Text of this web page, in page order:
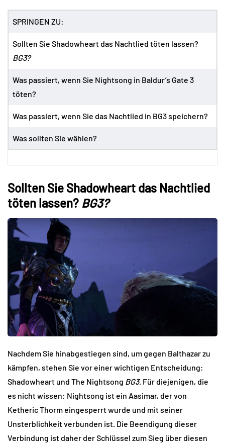
SPRINGEN ZU:
Sollten Sie Shadowheart das Nachtlied töten lassen?
BG3?
Was passiert, wenn Sie Nightsong in Baldur’s Gate 3
töten?
Was passiert, wenn Sie das Nachtlied in BG3 speichern?
Was sollten Sie wählen?
Sollten Sie Shadowheart das Nachtlied
töten lassen? BG3?
Nachdem Sie hinabgestiegen sind, um gegen Balthazar zu
kämpfen, stehen Sie vor einer wichtigen Entscheidung:
Shadowheart und The Nightsong BG3. Für diejenigen, die
es nicht wissen: Nightsong ist ein Aasimar, der von
Ketheric Thorm eingesperrt wurde und mit seiner
Unsterblichkeit verbunden ist. Die Beendigung dieser
Verbindung ist daher der Schlüssel zum Sieg über diesen